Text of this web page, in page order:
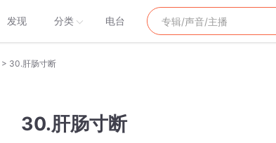
发现 分类 电台
> 30.肝肠寸断
30.肝肠寸断